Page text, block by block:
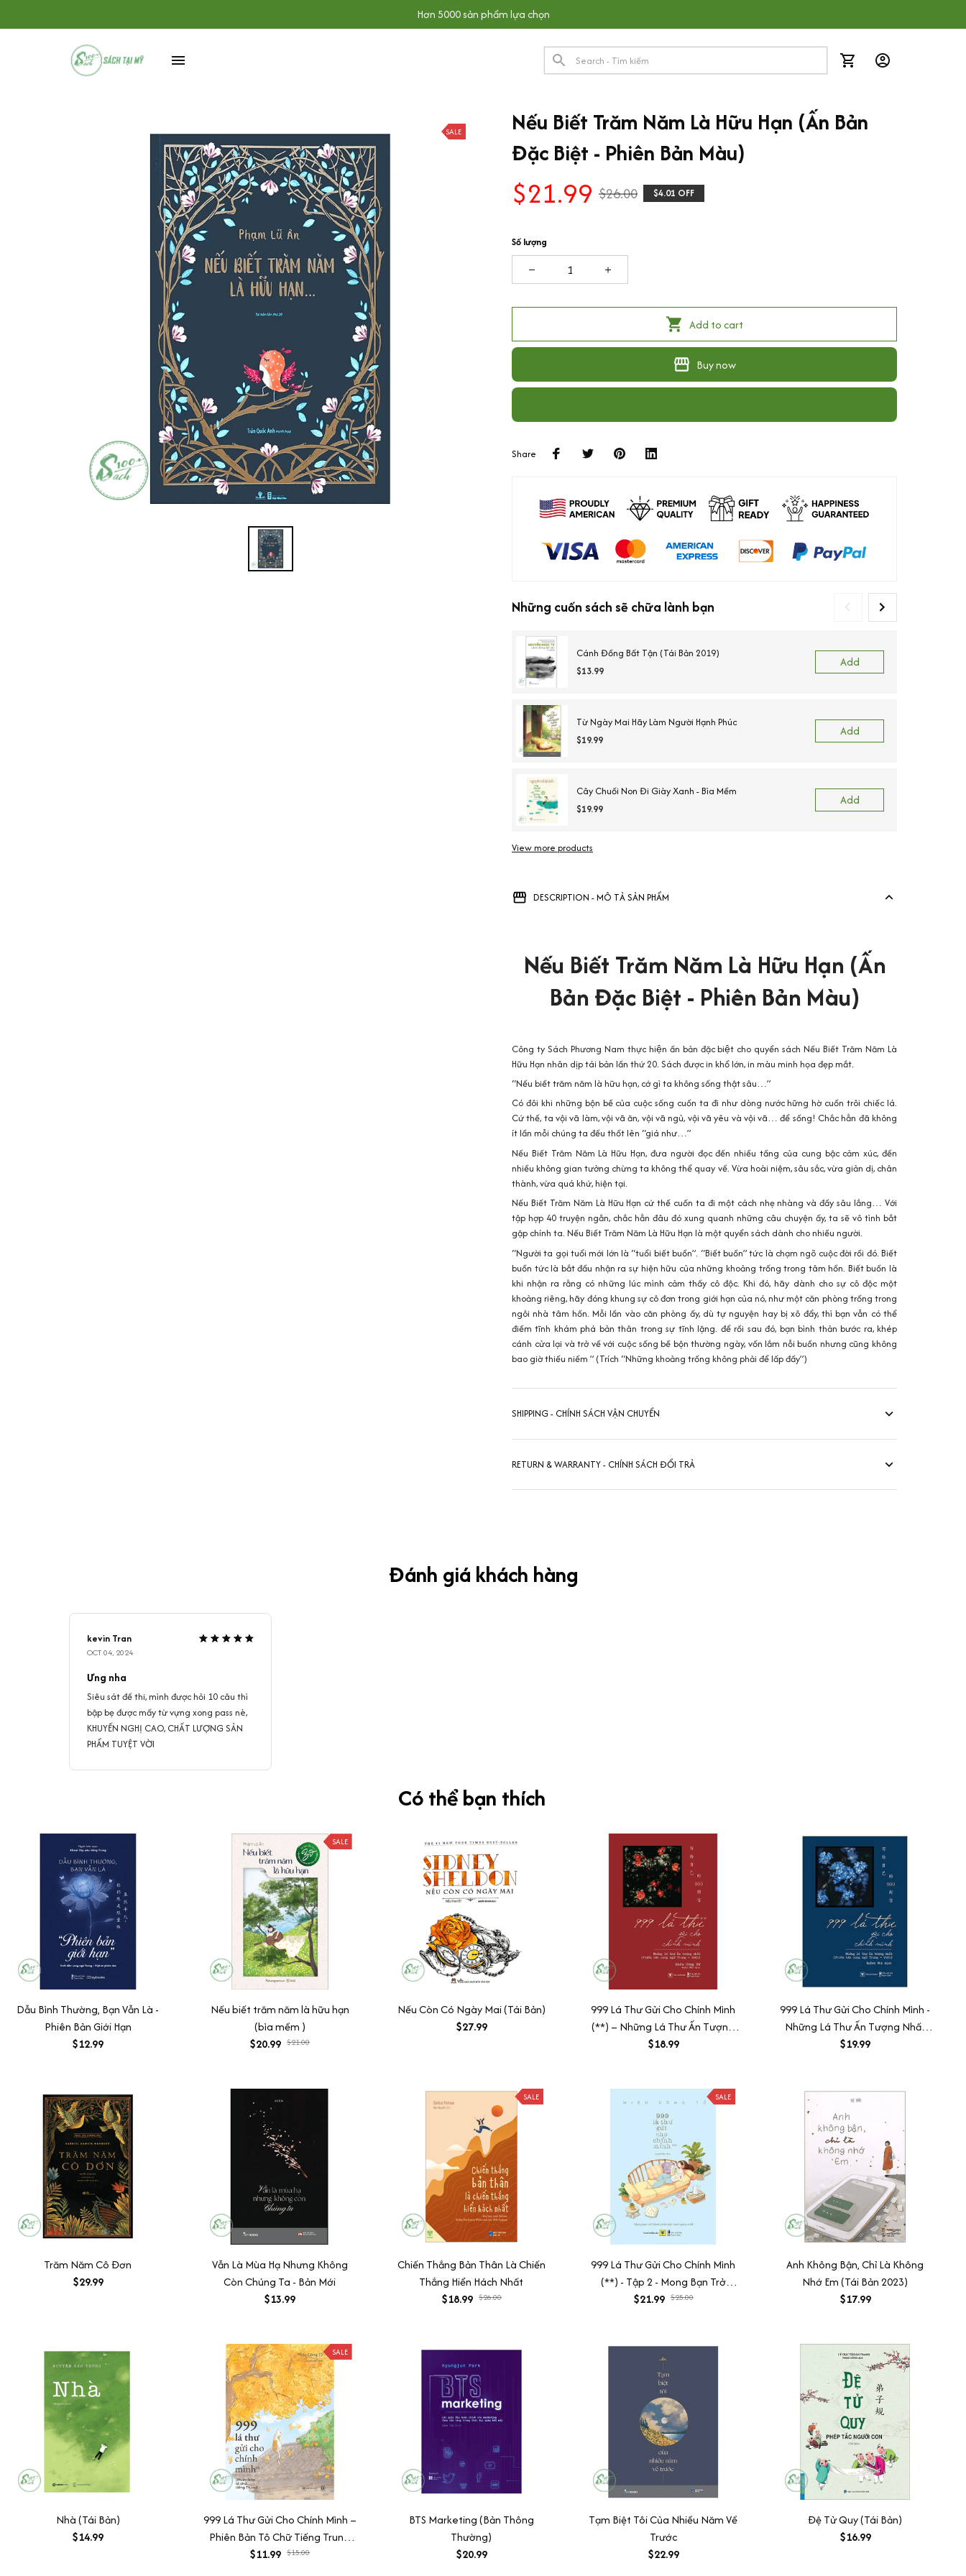
Hơn 5000 sản phẩm lựa chọn
SALE
Nếu Biết Trăm Năm Là Hữu Hạn (Ấn Bản
Đặc Biệt - Phiên Bản Màu)
$21.99 $26.00 $4.01 OFF
Số lượng
Add to cart
Buy now
Share
Những cuốn sách sẽ chữa lành bạn
Cánh Đồng Bất Tận (Tái Bản 2019)
$13.99
Add
Từ Ngày Mai Hãy Làm Người Hạnh Phúc
$19.99
Add
Cây Chuối Non Đi Giày Xanh - Bìa Mềm
$19.99
Add
View more products
DESCRIPTION - MÔ TẢ SẢN PHẨM
Nếu Biết Trăm Năm Là Hữu Hạn (Ấn
Bản Đặc Biệt - Phiên Bản Màu)
Công ty Sách Phương Nam thực hiện ấn bản đặc biệt cho quyển sáchNếu Biết Trăm Năm Là
Hữu Hạn nhân dịp tái bản lần thứ 20. Sách được in khổ lớn, in màu minh họa đẹp mắt.
“Nếu biết trăm năm là hữu hạn, cớ gì ta không sống thật sâu…”
Có đôi khi những bộn bề của cuộc sống cuốn ta đi như dòng nước hững hờ cuốn trôi chiếc lá.
Cứ thế, ta vội vã làm, vội vã ăn, vội vã ngủ, vội vã yêu và vội vã… để sống! Chắc hẳn đã không
ít lần mỗi chúng ta đều thốt lên “giá như…”
Nếu Biết Trăm Năm Là Hữu Hạn, đưa người đọc đến nhiều tầng của cung bậc cảm xúc, đến
nhiều không gian tưởng chừng ta không thể quay về. Vừa hoài niệm, sâu sắc, vừa giản dị, chân
thành, vừa quá khứ, hiện tại.
Nếu Biết Trăm Năm Là Hữu Hạn cứ thế cuốn ta đi một cách nhẹ nhàng và đầy sâu lắng… Với
tập hợp 40 truyện ngắn, chắc hẳn đâu đó xung quanh những câu chuyện ấy, ta sẽ vô tình bắt
gặp chính ta. Nếu Biết Trăm Năm Là Hữu Hạn là một quyển sách dành cho nhiều người.
“Người ta gọi tuổi mới lớn là “tuổi biết buồn”. “Biết buồn” tức là chạm ngõ cuộc đời rồi đó. Biết
buồn tức là bắt đầu nhận ra sự hiện hữu của những khoảng trống trong tâm hồn. Biết buồn là
khi nhận ra rằng có những lúc mình cảm thấy cô độc. Khi đó, hãy dành cho sự cô độc một
khoảng riêng, hãy đóng khung sự cô đơn trong giới hạn của nó, như một căn phòng trống trong
ngôi nhà tâm hồn. Mỗi lần vào căn phòng ấy, dù tự nguyện hay bị xô đẩy, thì bạn vẫn có thể
điềm tĩnh khám phá bản thân trong sự tĩnh lặng. để rồi sau đó, bạn bình thản bước ra, khép
cánh cửa lại và trở về với cuộc sống bề bộn thường ngày, vốn lắm nỗi buồn nhưng cũng không
bao giờ thiếu niềm ” (Trích “Những khoảng trống không phải để lấp đầy”)
SHIPPING - CHÍNH SÁCH VẬN CHUYỂN
RETURN & WARRANTY - CHÍNH SÁCH ĐỔI TRẢ
Đánh giá khách hàng
kevin Tran
OCT 04, 2024
Ưng nha
Siêu sát đề thi, mình được hỏi 10 câu thì
bập bẹ được mấy từ vựng xong pass nè,
KHUYẾN NGHỊ CAO, CHẤT LƯỢNG SẢN
PHẨM TUYỆT VỜI
Có thể bạn thích
Dẫu Bình Thường, Bạn Vẫn Là -
Phiên Bản Giới Hạn
$12.99
SALE
Nếu biết trăm năm là hữu hạn
(bìa mềm )
$20.99 $21.00
Nếu Còn Có Ngày Mai (Tái Bản)
$27.99
999 Lá Thư Gửi Cho Chính Mình
(**) – Những Lá Thư Ấn Tượng
Nhất (Phiên Bản Song Ngữ Trung
$18.99
999 Lá Thư Gửi Cho Chính Mình -
Những Lá Thư Ấn Tượng Nhất
(Phiên Bản Song Ngữ Trung -
$19.99
Trăm Năm Cô Đơn
$29.99
Vẫn Là Mùa Hạ Nhưng Không
Còn Chúng Ta - Bản Mới
$13.99
SALE
Chiến Thắng Bản Thân Là Chiến
Thắng Hiển Hách Nhất
$18.99 $26.00
SALE
999 Lá Thư Gửi Cho Chính Mình
(**) - Tập 2 - Mong Bạn Trở
Thành Phiên Bản Hạnh Phúc
$21.99 $25.00
Anh Không Bận, Chỉ Là Không
Nhớ Em (Tái Bản 2023)
$17.99
Nhà (Tái Bản)
$14.99
SALE
999 Lá Thư Gửi Cho Chính Mình –
Phiên Bản Tô Chữ Tiếng Trung
(2)
$11.99 $15.00
BTS Marketing (Bản Thông
Thường)
$20.99
Tạm Biệt Tôi Của Nhiều Năm Về
Trước
$22.99
Đệ Tử Quy (Tái Bản)
$16.99